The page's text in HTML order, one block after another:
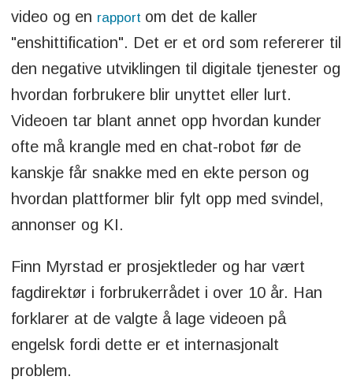
video og en rapport om det de kaller
"enshittification". Det er et ord som refererer til
den negative utviklingen til digitale tjenester og
hvordan forbrukere blir unyttet eller lurt.
Videoen tar blant annet opp hvordan kunder
ofte må krangle med en chat-robot før de
kanskje får snakke med en ekte person og
hvordan plattformer blir fylt opp med svindel,
annonser og KI.
Finn Myrstad er prosjektleder og har vært
fagdirektør i forbrukerrådet i over 10 år. Han
forklarer at de valgte å lage videoen på
engelsk fordi dette er et internasjonalt
problem.